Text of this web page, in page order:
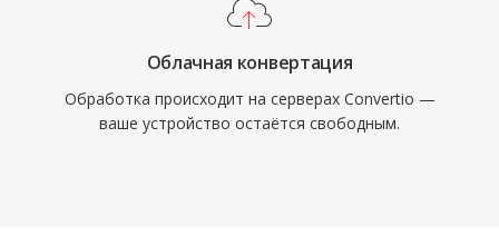
Облачная конвертация
Обработка происходит на серверах Convertio —
ваше устройство остаётся свободным.